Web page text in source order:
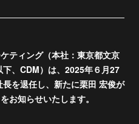
ティング（本社：東京都文京
、CDM）は、2025年６月27
を退任し、新たに栗田 宏俊が
お知らせいたします。